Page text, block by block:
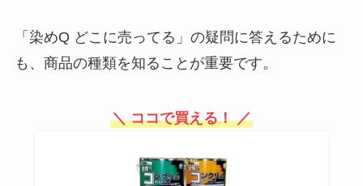
「染めQ どこに売ってる」の疑問に答えるために
も、商品の種類を知ることが重要です。
＼ ココで買える！ ／